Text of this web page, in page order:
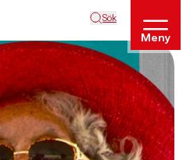
Sök
Meny